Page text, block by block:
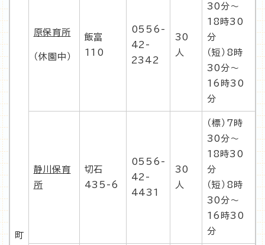
町
原保育所
（休園中）
飯富
110
0556-
42-
2342
30
人
30分〜
18時30
分
（短）8時
30分〜
16時30
分
静川保育
所
切石
435-6
0556-
42-
4431
30
人
（標）7時
30分〜
18時30
分
（短）8時
30分〜
16時30
分